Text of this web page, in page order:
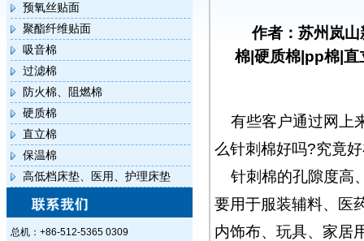
预氧丝贴面
聚酯纤维贴面
吸音棉
过滤棉
防火棉、阻燃棉
硬质棉
直立棉
保温棉
高低档床垫、医用、护理床垫
总机：+86-512-5365 0309
作者：苏州岚
棉|硬质棉|pp棉|
有些客户通过网上
么针刺棉好吗?究竟
针刺棉的孔隙度高
要用于服装辅料、医
内饰布、玩具、家居